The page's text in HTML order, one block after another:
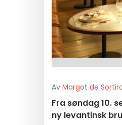
Av Margot de
Fra søndag 10.
ny levantinsk